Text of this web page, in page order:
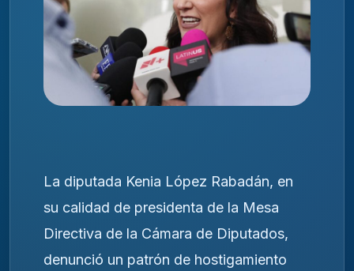
La diputada Kenia López Rabadán, en
su calidad de presidenta de la Mesa
Directiva de la Cámara de Diputados,
denunció un patrón de hostigamiento